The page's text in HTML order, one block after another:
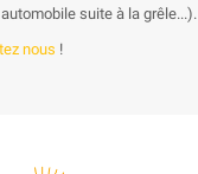
suite à la grêle...).
nous !